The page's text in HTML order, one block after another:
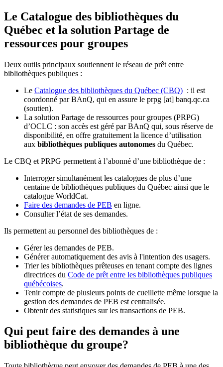
Le Catalogue des bibliothèques du
Québec et la solution Partage de
ressources pour groupes
Deux outils principaux soutiennent le réseau de prêt entre
bibliothèques publiques :
Le Catalogue des bibliothèques du Québec (CBQ) : il est
coordonné par BAnQ, qui en assure le prpg [at] banq.qc.ca
(soutien).
La solution Partage de ressources pour groupes (PRPG)
d’OCLC : son accès est géré par BAnQ qui, sous réserve de
disponibilité, en offre gratuitement la licence d’utilisation
aux bibliothèques publiques autonomes du Québec.
Le CBQ et PRPG permettent à l’abonné d’une bibliothèque de :
Interroger simultanément les catalogues de plus d’une
centaine de bibliothèques publiques du Québec ainsi que le
catalogue WorldCat.
Faire des demandes de PEB en ligne.
Consulter l’état de ses demandes.
Ils permettent au personnel des bibliothèques de :
Gérer les demandes de PEB.
Générer automatiquement des avis à l'intention des usagers.
Trier les bibliothèques prêteuses en tenant compte des lignes
directrices du Code de prêt entre les bibliothèques publiques
québécoises.
Tenir compte de plusieurs points de cueillette même lorsque la
gestion des demandes de PEB est centralisée.
Obtenir des statistiques sur les transactions de PEB.
Qui peut faire des demandes à une
bibliothèque du groupe?